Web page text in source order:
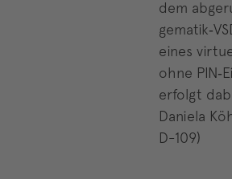
dem
eines
ohne
erfolgt
Daniela
D-109)